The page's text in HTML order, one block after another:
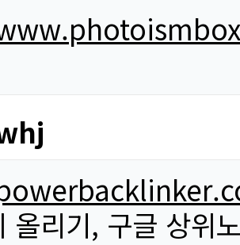
올리기, 구글 상위